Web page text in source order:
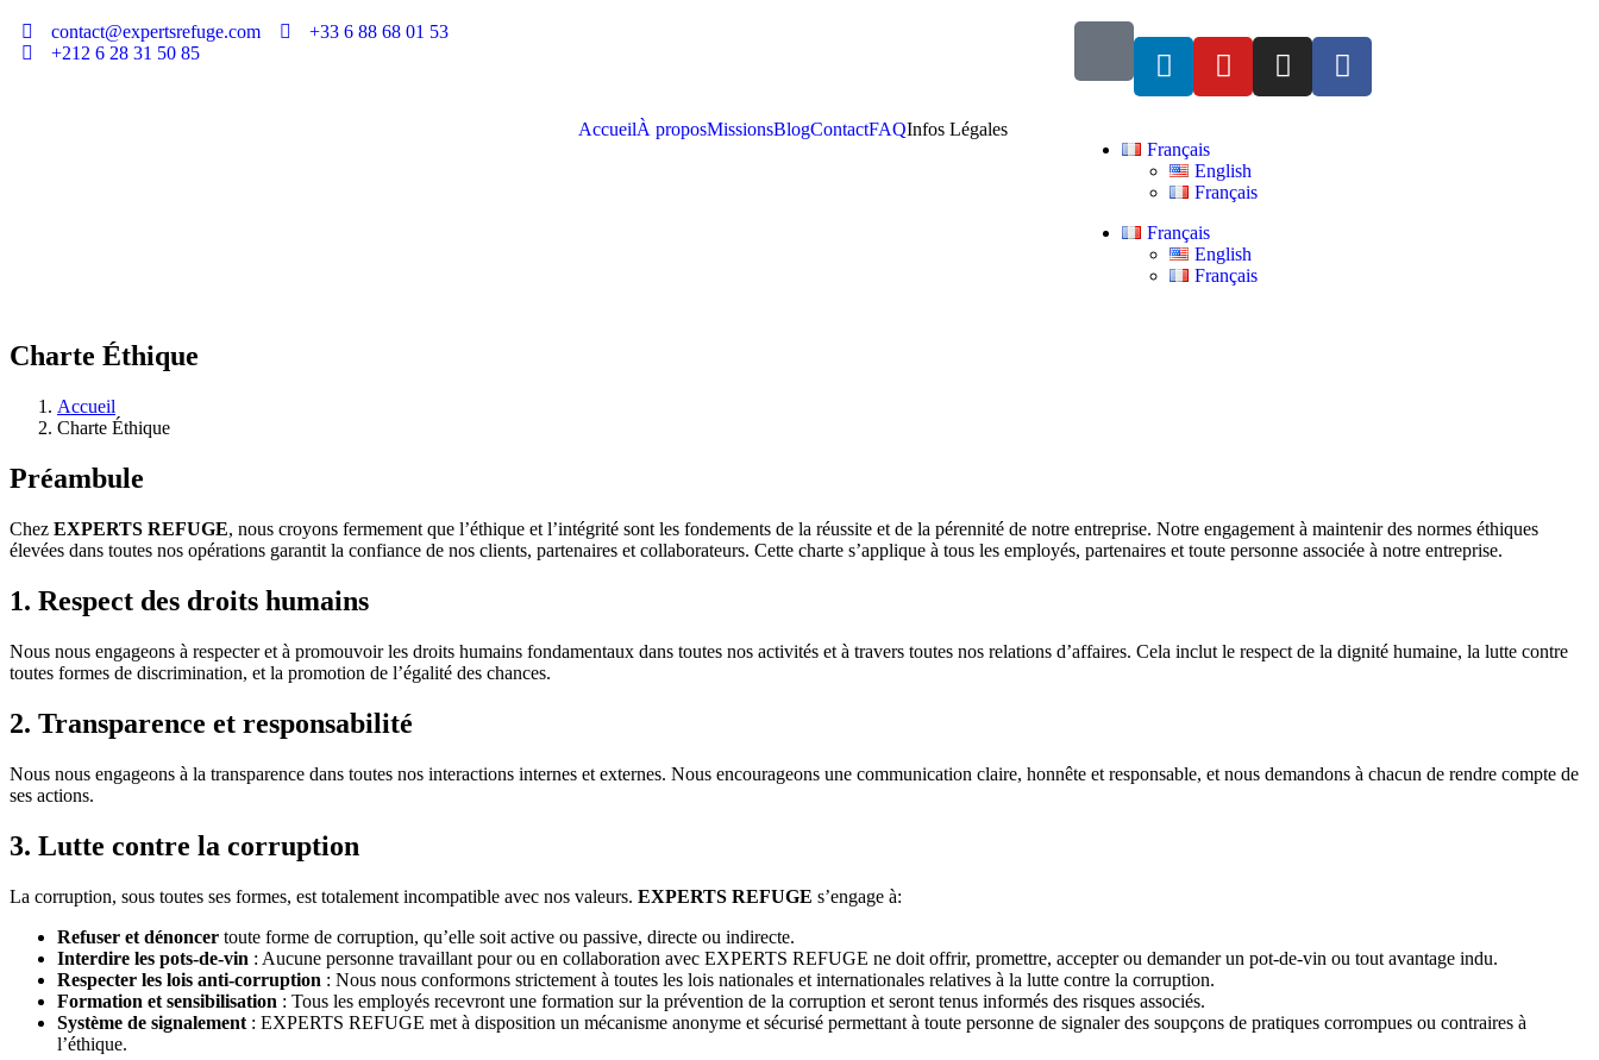
contact@expertsrefuge.com
+33 6 88 68 01 53
+212 6 28 31 50 85
AccueilÀ proposMissionsBlogContactFAQInfos Légales
Français
English
Français
Français
English
Français
Charte Éthique
Accueil
Charte Éthique
Préambule
Chez EXPERTS REFUGE, nous croyons fermement que l’éthique et l’intégrité sont les fondements de la réussite et de la pérennité de notre entreprise. Notre engagement à maintenir des normes éthiques
élevées dans toutes nos opérations garantit la confiance de nos clients, partenaires et collaborateurs. Cette charte s’applique à tous les employés, partenaires et toute personne associée à notre entreprise.
1. Respect des droits humains
Nous nous engageons à respecter et à promouvoir les droits humains fondamentaux dans toutes nos activités et à travers toutes nos relations d’affaires. Cela inclut le respect de la dignité humaine, la lutte contre
toutes formes de discrimination, et la promotion de l’égalité des chances.
2. Transparence et responsabilité
Nous nous engageons à la transparence dans toutes nos interactions internes et externes. Nous encourageons une communication claire, honnête et responsable, et nous demandons à chacun de rendre compte de
ses actions.
3. Lutte contre la corruption
La corruption, sous toutes ses formes, est totalement incompatible avec nos valeurs. EXPERTS REFUGE s’engage à:
Refuser et dénoncer toute forme de corruption, qu’elle soit active ou passive, directe ou indirecte.
Interdire les pots-de-vin : Aucune personne travaillant pour ou en collaboration avec EXPERTS REFUGE ne doit offrir, promettre, accepter ou demander un pot-de-vin ou tout avantage indu.
Respecter les lois anti-corruption : Nous nous conformons strictement à toutes les lois nationales et internationales relatives à la lutte contre la corruption.
Formation et sensibilisation : Tous les employés recevront une formation sur la prévention de la corruption et seront tenus informés des risques associés.
Système de signalement : EXPERTS REFUGE met à disposition un mécanisme anonyme et sécurisé permettant à toute personne de signaler des soupçons de pratiques corrompues ou contraires à
l’éthique.